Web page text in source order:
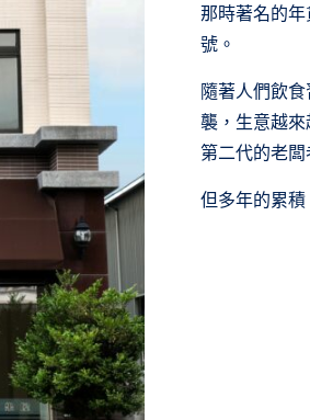
那時著名的
號。
隨著人們飲
襲，生意越
第二代的老
但多年的累積